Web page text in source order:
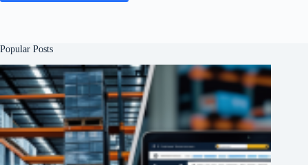
Popular Posts